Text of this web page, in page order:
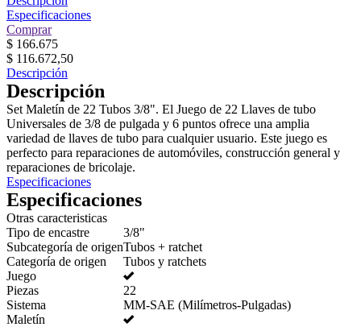
Especificaciones
Comprar
$ 166.675
$ 116.672,50
Descripción
Descripción
Set Maletín de 22 Tubos 3/8". El Juego de 22 Llaves de tubo
Universales de 3/8 de pulgada y 6 puntos ofrece una amplia
variedad de llaves de tubo para cualquier usuario. Este juego es
perfecto para reparaciones de automóviles, construcción general y
reparaciones de bricolaje.
Especificaciones
Especificaciones
Otras caracteristicas
Tipo de encastre
3/8"
Subcategoría de origenTubos + ratchet
Categoría de origen
Tubos y ratchets
Juego
Piezas
22
Sistema
MM-SAE (Milímetros-Pulgadas)
Maletín